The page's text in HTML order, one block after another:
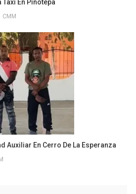
En Pinotepa
CMM
Auxiliar En Cerro De La Esperanza